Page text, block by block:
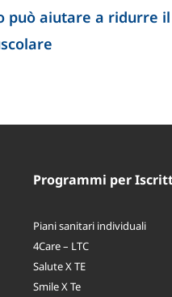
può aiutare a ridurre il
Programmi per
Piani sanitari individuali
4Care – LTC
Salute X TE
Smile X Te